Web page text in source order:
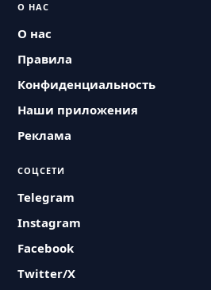
О НАС
О нас
Правила
Конфиденциальность
Наши приложения
Реклама
СОЦСЕТИ
Telegram
Instagram
Facebook
Twitter/X